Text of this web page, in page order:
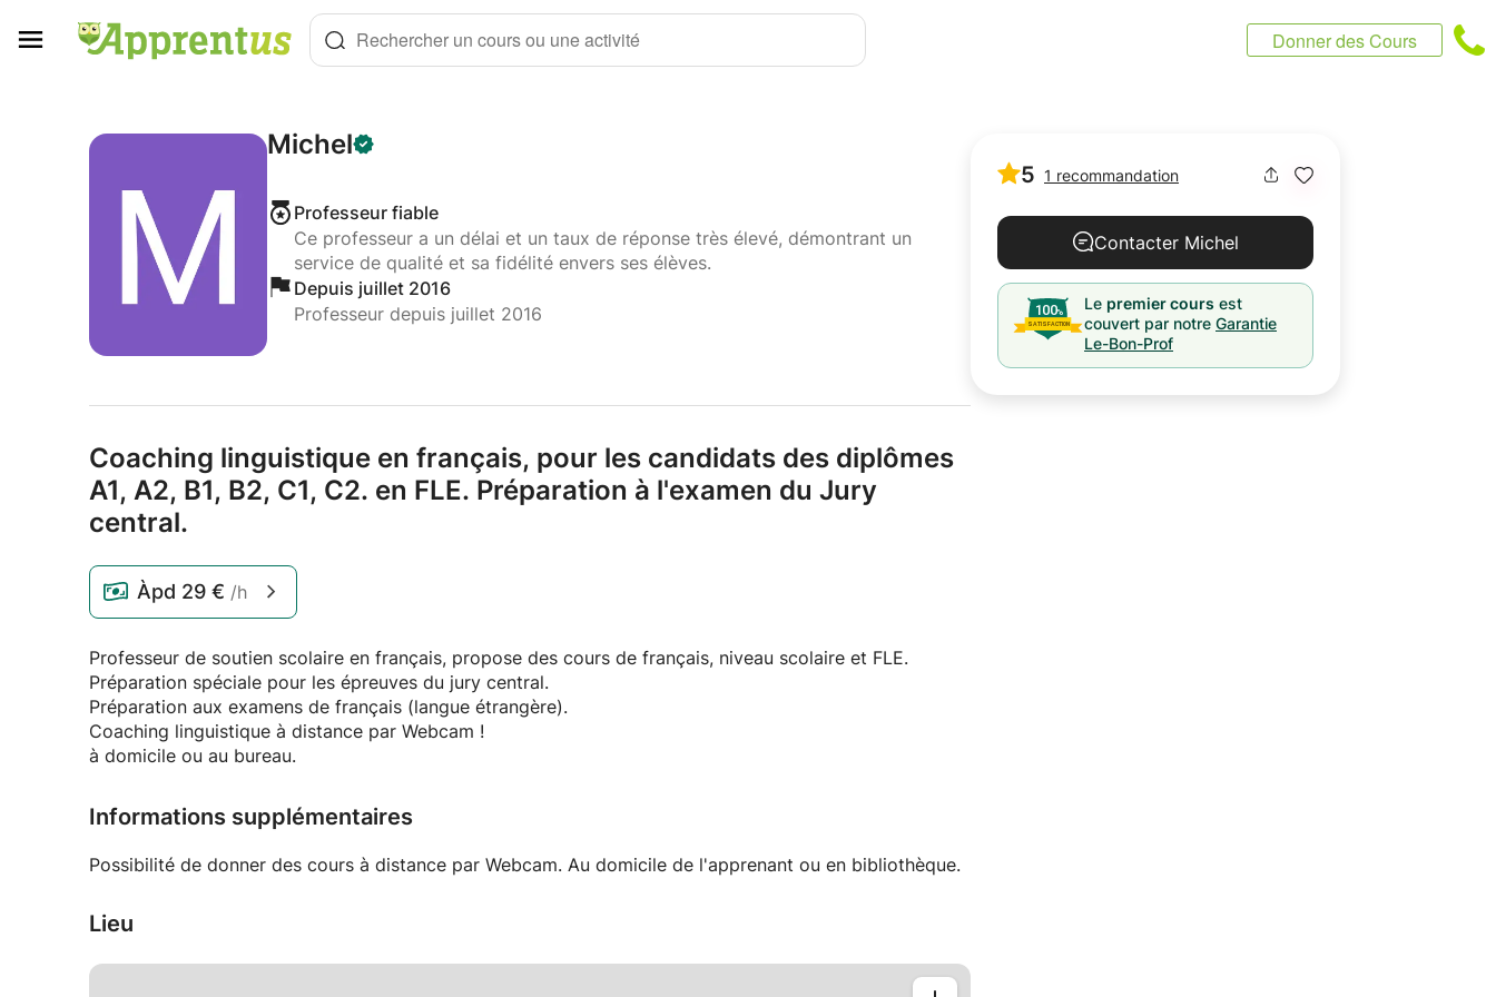
Rechercher un cours ou une activité Donner des Cours
Michel
Professeur fiable
Ce professeur a un délai et un taux de réponse très élevé, démontrant un
service de qualité et sa fidélité envers ses élèves.
Depuis juillet 2016
Professeur depuis juillet 2016
Coaching linguistique en français, pour les candidats des diplômes
A1, A2, B1, B2, C1, C2. en FLE. Préparation à l'examen du Jury
central.
Àpd 29 € /h
Professeur de soutien scolaire en français, propose des cours de français, niveau scolaire et FLE.
Préparation spéciale pour les épreuves du jury central.
Préparation aux examens de français (langue étrangère).
Coaching linguistique à distance par Webcam !
à domicile ou au bureau.
Informations supplémentaires
Possibilité de donner des cours à distance par Webcam. Au domicile de l'apprenant ou en bibliothèque.
Lieu
5 1 recommandation
Contacter Michel
Le premier cours est
couvert par notre Garantie
Le-Bon-Prof